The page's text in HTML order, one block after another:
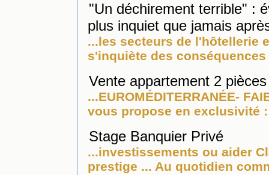
"Un déchirement terrible" :
plus inquiet que jamais
...les secteurs de l'hôtellerie
s'inquiète des
Vente appartement 2
...EUROMÉDITERRANÉE-
vous propose en exclusivité
Stage Banquier Privé
...investissements ou aider
prestige ... Au quotidien